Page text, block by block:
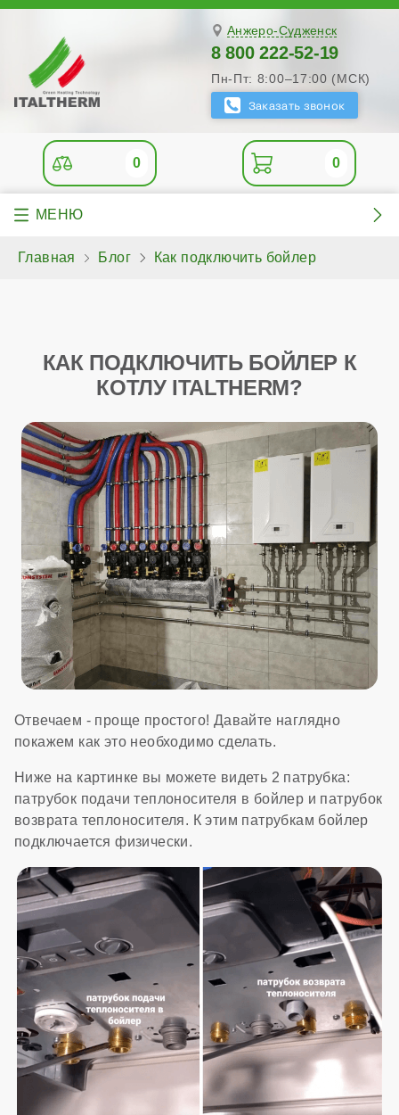
Анжеро-Судженск
8 800 222-52-19
Пн-Пт: 8:00–17:00 (МСК)
0 0
Главная Блог Как подключить бойлер
КАК ПОДКЛЮЧИТЬ БОЙЛЕР К
КОТЛУ ITALTHERM?
Отвечаем - проще простого! Давайте наглядно
покажем как это необходимо сделать.
Ниже на картинке вы можете видеть 2 патрубка:
патрубок подачи теплоносителя в бойлер и патрубок
возврата теплоносителя. К этим патрубкам бойлер
подключается физически.